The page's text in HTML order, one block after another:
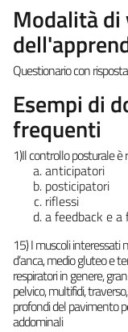
Modalità
Questionario con
Esempi di
frequenti
1)Il controllo posturale è
anticipatori
posticipatori
riflessi
a feedback e
15) I muscoli interessati
d’anca, medio gluteo e
respiratori in genere,
pelvico, multifidi,
profondi del pavimento
addominali